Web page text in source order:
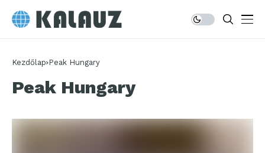
Kezdőlap Peak Hungary
Peak Hungary